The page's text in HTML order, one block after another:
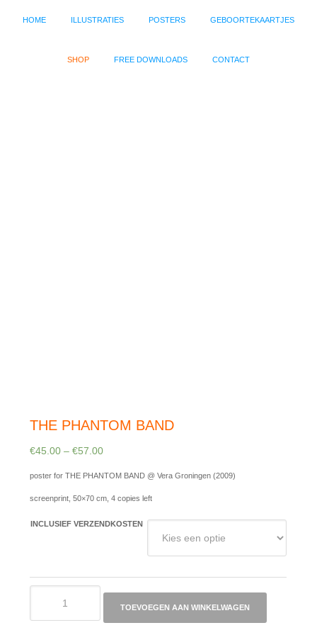
HOME ILLUSTRATIES POSTERS GEBOORTEKAARTJES
SHOP FREE DOWNLOADS CONTACT
THE PHANTOM BAND
€45.00 –€57.00
poster for THE PHANTOM BAND @ Vera Groningen (2009)
screenprint, 50×70 cm, 4 copies left
INCLUSIEF VERZENDKOSTEN
PHANTOM
TOEVOEGEN AAN WINKELWAGEN